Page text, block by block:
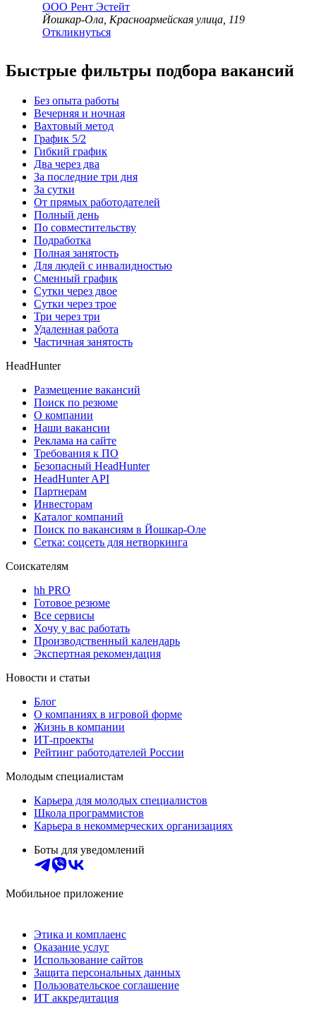
ООО Рент Эстейт
Йошкар-Ола, Красноармейская улица, 119
Откликнуться
Быстрые фильтры подбора вакансий
Без опыта работы
Вечерняя и ночная
Вахтовый метод
График 5/2
Гибкий график
Два через два
За последние три дня
За сутки
От прямых работодателей
Полный день
По совместительству
Подработка
Полная занятость
Для людей с инвалидностью
Сменный график
Сутки через двое
Сутки через трое
Три через три
Удаленная работа
Частичная занятость
HeadHunter
Размещение вакансий
Поиск по резюме
О компании
Наши вакансии
Реклама на сайте
Требования к ПО
Безопасный HeadHunter
HeadHunter API
Партнерам
Инвесторам
Каталог компаний
Поиск по вакансиям в Йошкар-Оле
Сетка: соцсеть для нетворкинга
Соискателям
hh PRO
Готовое резюме
Все сервисы
Хочу у вас работать
Производственный календарь
Экспертная рекомендация
Новости и статьи
Блог
О компаниях в игровой форме
Жизнь в компании
ИТ-проекты
Рейтинг работодателей России
Молодым специалистам
Карьера для молодых специалистов
Школа программистов
Карьера в некоммерческих организациях
Боты для уведомлений
Мобильное приложение
Этика и комплаенс
Оказание услуг
Использование сайтов
Защита персональных данных
Пользовательское соглашение
ИТ аккредитация